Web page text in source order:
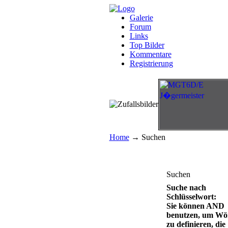
Galerie
Forum
Links
Top Bilder
Kommentare
Registrierung
Home→ Suchen
Suchen
Suche nach
Schlüsselwort:
Sie können AND
benutzen, um
zu definieren, die